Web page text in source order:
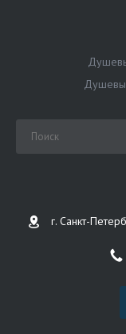
г. Санкт-